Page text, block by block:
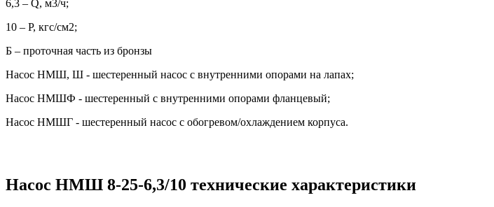
6,3 – Q, м3/ч;
10 – P, кгс/см2;
Б – проточная часть из бронзы
Насос НМШ, Ш - шестеренный насос с внутренними опорами на лапах;
Насос НМШФ - шестеренный с внутренними опорами фланцевый;
Насос НМШГ - шестеренный насос с обогревом/охлаждением корпуса.
Насос НМШ 8-25-6,3/10 технические характеристики